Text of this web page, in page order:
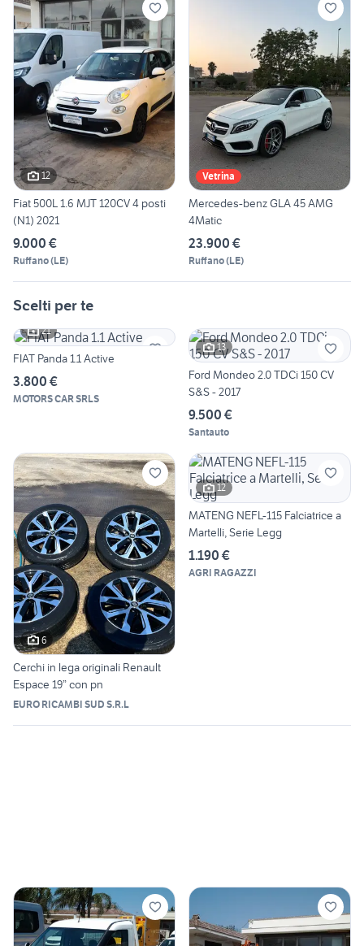
12
Fiat 500L 1.6 MJT 120CV 4 posti
(N1) 2021
9.000 €
Ruffano(LE)
Vetrina
Mercedes-benz GLA 45 AMG
4Matic
23.900 €
Ruffano(LE)
Scelti per te
21
FIAT Panda 1.1 Active
3.800 €
MOTORS CAR SRLS
13
Ford Mondeo 2.0 TDCi 150 CV
S&S - 2017
9.500 €
Santauto
6
Cerchi in lega originali Renault
Espace 19” con pn
EURO RICAMBI SUD S.R.L
12
MATENG NEFL-115 Falciatrice a
Martelli, Serie Legg
1.190 €
AGRI RAGAZZI